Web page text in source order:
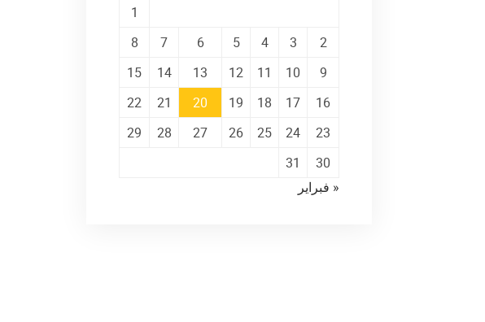
1
2
3
4
5
6
7
8
9
10
11
12
13
14
15
16
17
18
19
20
21
22
23
24
25
26
27
28
29
30
31
« فبراير